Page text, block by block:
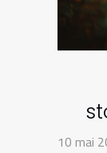
10 mai